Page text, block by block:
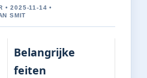
• 2025-11-14 •
SMIT
Belangrijke
feiten